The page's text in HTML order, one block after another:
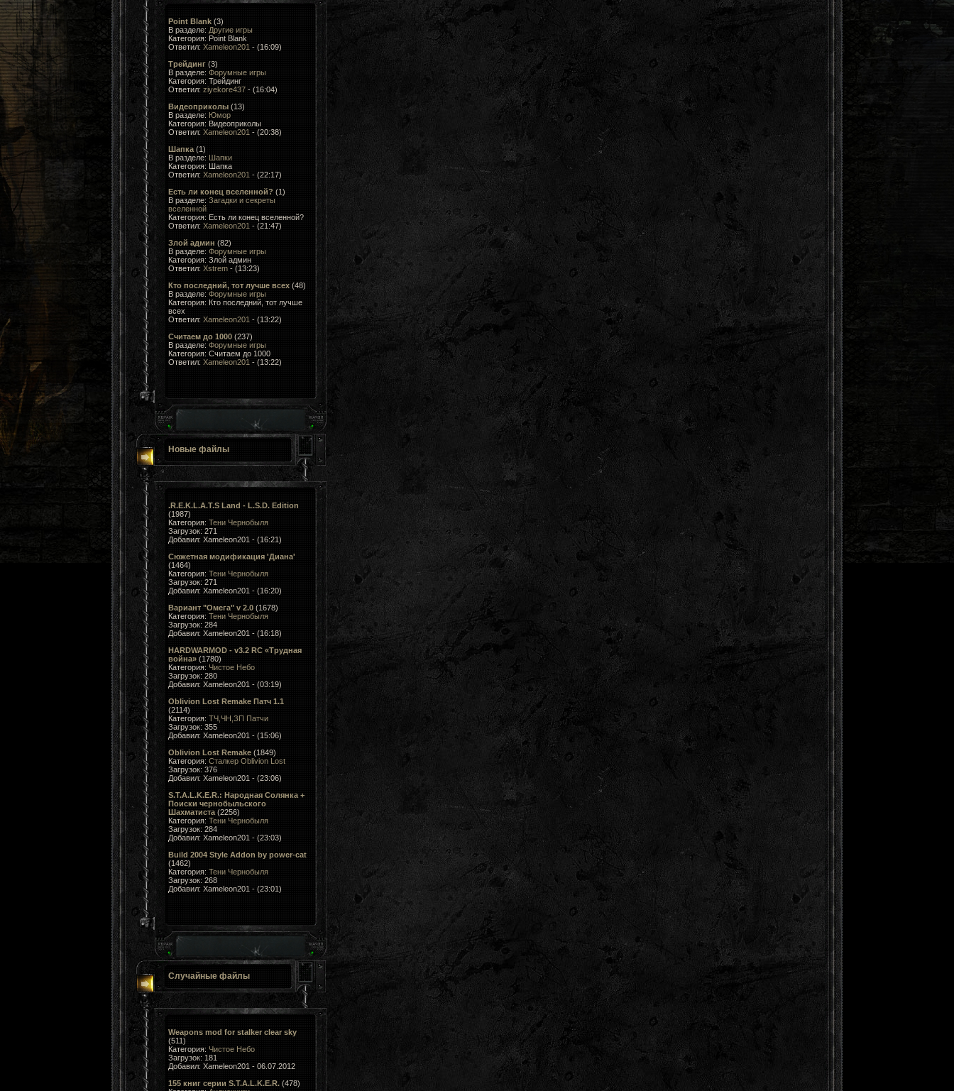
Point Blank(3)
В разделе: Другие игры
Категория: Point Blank
Ответил: Xameleon201 - (16:09)
Трейдинг(3)
В разделе: Форумные игры
Категория: Трейдинг
Ответил: ziyekore437- (16:04)
Видеоприколы(13)
В разделе: Юмор
Категория: Видеоприколы
Ответил: Xameleon201 - (20:38)
Шапка(1)
В разделе: Шапки
Категория: Шапка
Ответил: Xameleon201 - (22:17)
Есть ли конец вселенной? (1)
В разделе: Загадки и секреты
вселенной
Категория: Есть ли конец вселенной?
Ответил: Xameleon201 - (21:47)
Злой админ (82)
В разделе: Форумные игры
Категория: Злой админ
Ответил: Xstrem- (13:23)
Кто последний, тот лучше всеx(48)
В разделе: Форумные игры
Категория: Кто последний, тот лучше
всеx
Ответил: Xameleon201 - (13:22)
Считаем до 1000(237)
В разделе: Форумные игры
Категория: Считаем до 1000
Ответил: Xameleon201 - (13:22)
Новые файлы
.R.E.K.L.A.T.S Land - L.S.D. Edition
(1987)
Категория: Тени Чернобыля
Загрузок: 271
Добавил: Xameleon201 - (16:21)
Сюжетная модификация 'Диана'
(1464)
Категория: Тени Чернобыля
Загрузок: 271
Добавил: Xameleon201 - (16:20)
Вариант "Омега" v 2.0(1678)
Категория: Тени Чернобыля
Загрузок: 284
Добавил: Xameleon201 - (16:18)
HARDWARMOD - v3.2 RC «Трудная
война»(1780)
Категория: Чистое Небо
Загрузок: 280
Добавил: Xameleon201 - (03:19)
Oblivion Lost Remake Патч 1.1
(2114)
Категория: ТЧ,ЧН,ЗП Патчи
Загрузок: 355
Добавил: Xameleon201 - (15:06)
Oblivion Lost Remake(1849)
Категория: Сталкер Oblivion Lost
Загрузок: 376
Добавил: Xameleon201 - (23:06)
S.T.A.L.K.E.R.: Народная Солянка +
Поиски чернобыльского
Шахматиста(2256)
Категория: Тени Чернобыля
Загрузок: 284
Добавил: Xameleon201 - (23:03)
Build 2004 Style Addon by power-cat
(1462)
Категория: Тени Чернобыля
Загрузок: 268
Добавил: Xameleon201 - (23:01)
Случайные файлы
Weapons mod for stalker clear sky
(511)
Категория: Чистое Небо
Загрузок: 181
Добавил: Xameleon201 - 06.07.2012
155 книг серии S.T.A.L.K.E.R.(478)